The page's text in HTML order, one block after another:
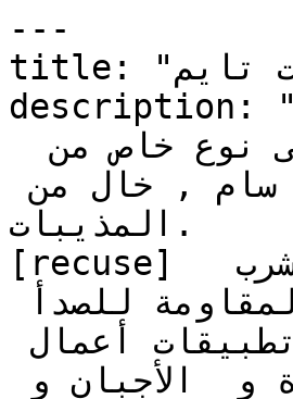
---
title: "تايم تانك كوت | دهانات خاصة | دهانات تايم"
description: "تايم تانك كوت : دهان ايبوكسي  يتكون
من مركبين , يعتمد في تصنيعه على نوع خاص من
راتنجات الإيبوكسي و المصلب , غير سام , خال من
المذيبات.
[recuse] يستخدم كدهان لخزانات مياه الشرب